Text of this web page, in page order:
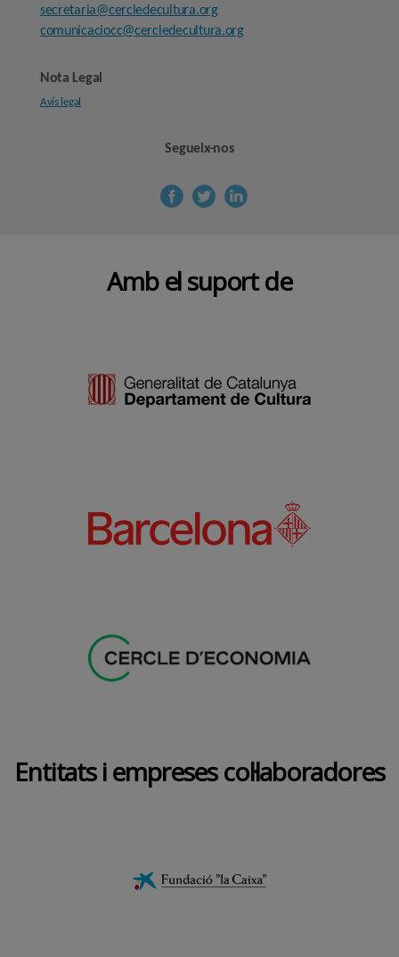
secretaria@cercledecultura.org
comunicaciocc@cercledecultura.org
Nota Legal
Avís legal
Segueix-nos
Amb el suport de
Entitats i empreses col·laboradores